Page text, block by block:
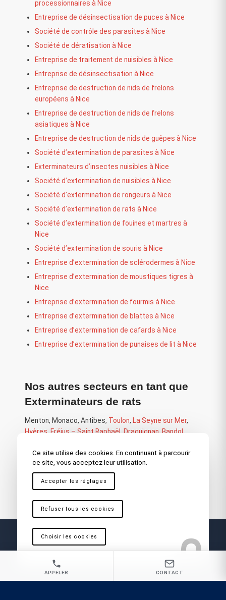
processionnaires à Nice
Entreprise de désinsectisation de puces à Nice
Société de contrôle des parasites à Nice
Société de dératisation à Nice
Entreprise de traitement de nuisibles à Nice
Entreprise de désinsectisation à Nice
Entreprise de destruction de nids de frelons
européens à Nice
Entreprise de destruction de nids de frelons
asiatiques à Nice
Entreprise de destruction de nids de guêpes à Nice
Société d’extermination de parasites à Nice
Exterminateurs d’insectes nuisibles à Nice
Société d’extermination de nuisibles à Nice
Société d’extermination de rongeurs à Nice
Société d’extermination de rats à Nice
Société d’extermination de fouines et martres à
Nice
Société d’extermination de souris à Nice
Entreprise d’extermination de sclérodermes à Nice
Entreprise d’extermination de moustiques tigres à
Nice
Entreprise d’extermination de fourmis à Nice
Entreprise d’extermination de blattes à Nice
Entreprise d’extermination de cafards à Nice
Entreprise d’extermination de punaises de lit à Nice
Nos autres secteurs en tant que
Exterminateurs de rats
Menton, Monaco, Antibes, Toulon, La Seyne sur Mer,
Hyères Fréjus – Saint Raphaël,Draguignan, Bandol,
Ollioules, Carnoules,Marseille,Martigues,La Ciotat,
Cassis,Vitrolles,Antibes,Cannes,Aix en Provence
Ce site utilise des cookies. En continuant à parcourir
ce site, vous acceptez leur utilisation.
Accepter les réglages
Refuser tous les cookies
Choisir les cookies
APPELER CONTACT